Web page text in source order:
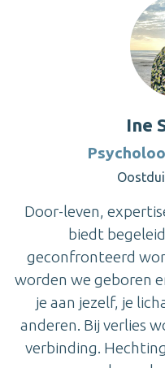
Ine
Door-leven,
biedt
geconfronteerd
worden we geboren
je aan jezelf, je
anderen. Bij verlies
verbinding.